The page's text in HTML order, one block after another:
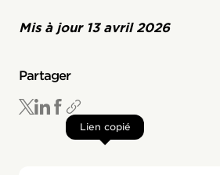
Mis à jour 13 avril 2026
Partager
Lien copié